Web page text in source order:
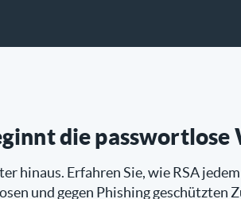
die passwortlose
hinaus. Erfahren Sie, wie RSA
und gegen Phishing geschützten